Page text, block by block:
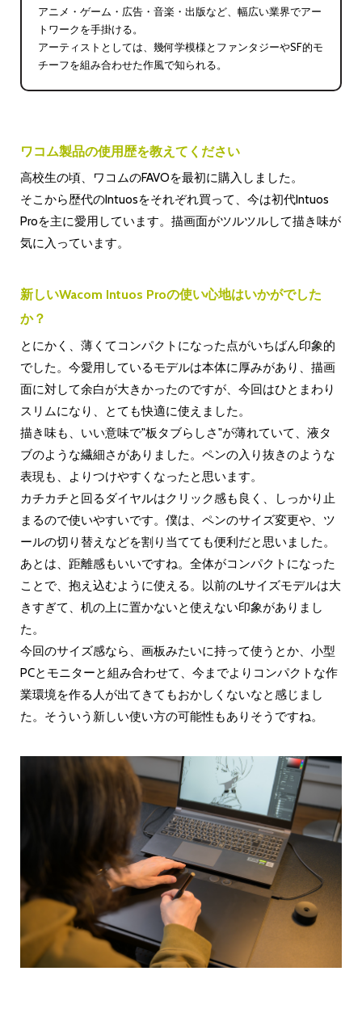
アニメ・ゲーム・広告・音楽・出版など、幅広い業界でアー
トワークを手掛ける。
アーティストとしては、幾何学模様とファンタジーやSF的モ
チーフを組み合わせた作風で知られる。
ワコム製品の使用歴を教えてください
高校生の頃、ワコムのFAVOを最初に購入しました。
そこから歴代のIntuosをそれぞれ買って、今は初代Intuos
Proを主に愛用しています。描画面がツルツルして描き味が
気に入っています。
新しいWacom Intuos Proの使い心地はいかがでした
か？
とにかく、薄くてコンパクトになった点がいちばん印象的
でした。今愛用しているモデルは本体に厚みがあり、描画
面に対して余白が大きかったのですが、今回はひとまわり
スリムになり、とても快適に使えました。
描き味も、いい意味で"板タブらしさ"が薄れていて、液タ
ブのような繊細さがありました。ペンの入り抜きのような
表現も、よりつけやすくなったと思います。
カチカチと回るダイヤルはクリック感も良く、しっかり止
まるので使いやすいです。僕は、ペンのサイズ変更や、ツ
ールの切り替えなどを割り当てても便利だと思いました。
あとは、距離感もいいですね。全体がコンパクトになった
ことで、抱え込むように使える。以前のLサイズモデルは大
きすぎて、机の上に置かないと使えない印象がありまし
た。
今回のサイズ感なら、画板みたいに持って使うとか、小型
PCとモニターと組み合わせて、今までよりコンパクトな作
業環境を作る人が出てきてもおかしくないなと感じまし
た。そういう新しい使い方の可能性もありそうですね。